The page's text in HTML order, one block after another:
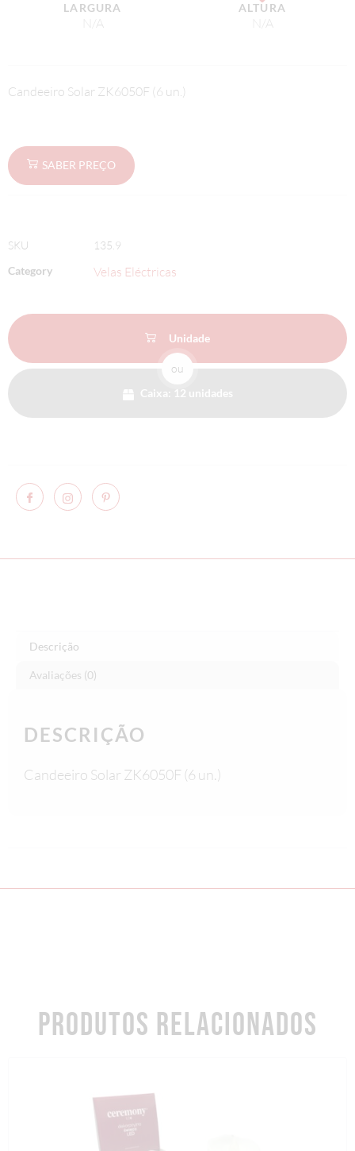
LARGURA
N/A
ALTURA
N/A
Candeeiro Solar ZK6050F (6 un.)
SABER PREÇO
SKU
135.9
Category
Velas Eléctricas
Unidade
ou
Caixa: 12 unidades
Descrição
Avaliações (0)
DESCRIÇÃO
Candeeiro Solar ZK6050F (6 un.)
PRODUTOS RELACIONADOS